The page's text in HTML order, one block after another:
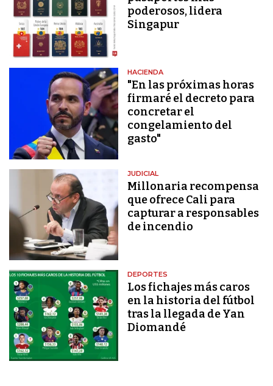
poderosos, lidera
Singapur
HACIENDA
"En las próximas horas
firmaré el decreto para
concretar el
congelamiento del
gasto"
JUDICIAL
Millonaria recompensa
que ofrece Cali para
capturar a responsables
de incendio
DEPORTES
Los fichajes más caros
en la historia del fútbol
tras la llegada de Yan
Diomandé